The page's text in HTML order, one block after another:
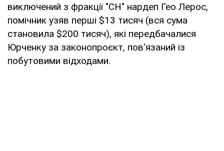
виключений з фракції "СН" нардеп Гео Лерос,
помічник узяв перші $13 тисяч (вся сума
становила $200 тисяч), які передбачалися
Юрченку за законопроєкт, пов'язаний із
побутовими відходами.